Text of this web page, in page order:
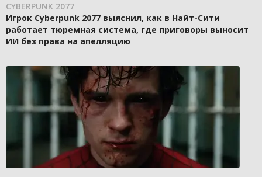
CYBERPUNK 2077
Игрок Cyberpunk 2077 выяснил, как в Найт-Сити
работает тюремная система, где приговоры выносит
ИИ без права на апелляцию